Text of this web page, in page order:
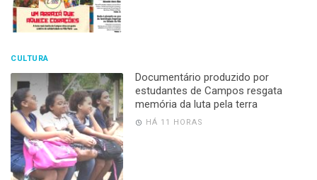
CULTURA
Documentário produzido por
estudantes de Campos resgata
memória da luta pela terra
HÁ 11 HORAS